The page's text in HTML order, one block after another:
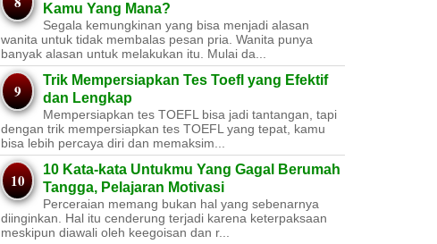
Kamu Yang Mana?
Segala kemungkinan yang bisa menjadi alasan
wanita untuk tidak membalas pesan pria. Wanita punya
banyak alasan untuk melakukan itu. Mulai da...
Trik Mempersiapkan Tes Toefl yang Efektif
dan Lengkap
Mempersiapkan tes TOEFL bisa jadi tantangan, tapi
dengan trik mempersiapkan tes TOEFL yang tepat, kamu
bisa lebih percaya diri dan memaksim...
10 Kata-kata Untukmu Yang Gagal Berumah
Tangga, Pelajaran Motivasi
Perceraian memang bukan hal yang sebenarnya
diinginkan. Hal itu cenderung terjadi karena keterpaksaan
meskipun diawali oleh keegoisan dan r...